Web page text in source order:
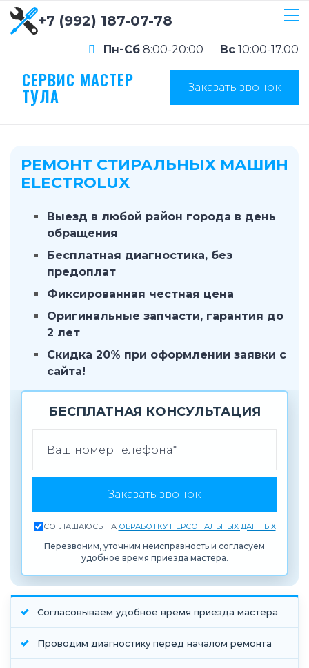
+7 (992) 187-07-78
Пн-Сб 8:00-20:00 Вс 10:00-17.00
СЕРВИС МАСТЕР
ТУЛА Заказать звонок
РЕМОНТ СТИРАЛЬНЫХ МАШИН
ELECTROLUX
Выезд в любой район города в день
обращения
Бесплатная диагностика, без
предоплат
Фиксированная честная цена
Оригинальные запчасти, гарантия до
2 лет
Скидка 20% при оформлении заявки с
сайта!
БЕСПЛАТНАЯ КОНСУЛЬТАЦИЯ
Заказать звонок
СОГЛАШАЮСЬ НА ОБРАБОТКУ ПЕРСОНАЛЬНЫХ ДАННЫХ
Перезвоним, уточним неисправность и согласуем
удобное время приезда мастера.
Согласовываем удобное время приезда мастера
Проводим диагностику перед началом ремонта